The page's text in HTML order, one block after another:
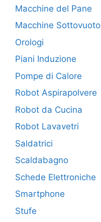
Macchine del Pane
Macchine Sottovuoto
Orologi
Piani Induzione
Pompe di Calore
Robot Aspirapolvere
Robot da Cucina
Robot Lavavetri
Saldatrici
Scaldabagno
Schede Elettroniche
Smartphone
Stufe